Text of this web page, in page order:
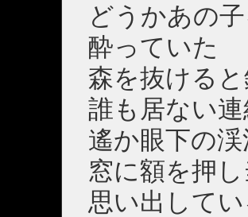
どうかあの
酔っていた
森を抜ける
誰も居ない
遙か眼下の
窓に額を押
思い出してい